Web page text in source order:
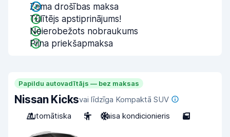
Zema drošības maksa
Tūlītējs apstiprinājums!
Neierobežots nobraukums
Pilna priekšapmaksa
Papildu autovadītājs — bez maksas
Nissan Kicksvai līdzīga Kompaktā SUV
Automātiska
5 Gaisa kondicionieris 5